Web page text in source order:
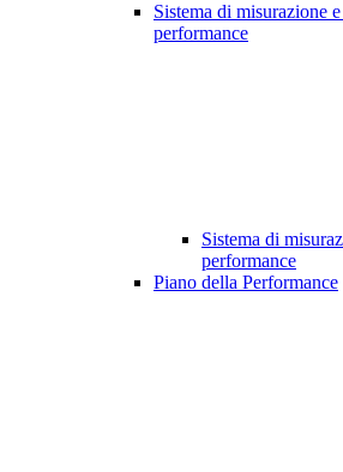
Sistema di misurazione
performance
Sistema di
performance
Piano della Performance